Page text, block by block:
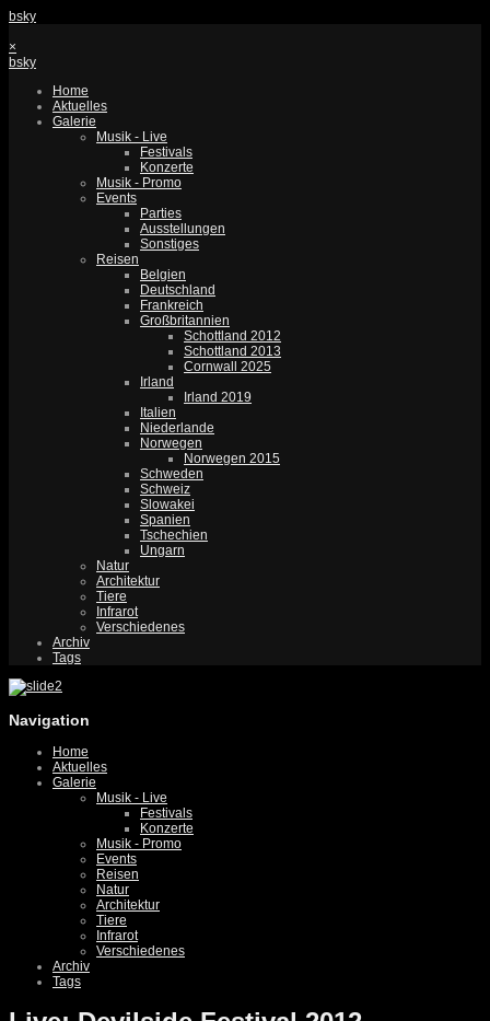
bsky
×
bsky
Home
Aktuelles
Galerie
Musik - Live
Festivals
Konzerte
Musik - Promo
Events
Parties
Ausstellungen
Sonstiges
Reisen
Belgien
Deutschland
Frankreich
Großbritannien
Schottland 2012
Schottland 2013
Cornwall 2025
Irland
Irland 2019
Italien
Niederlande
Norwegen
Norwegen 2015
Schweden
Schweiz
Slowakei
Spanien
Tschechien
Ungarn
Natur
Architektur
Tiere
Infrarot
Verschiedenes
Archiv
Tags
Navigation
Home
Aktuelles
Galerie
Musik - Live
Festivals
Konzerte
Musik - Promo
Events
Reisen
Natur
Architektur
Tiere
Infrarot
Verschiedenes
Archiv
Tags